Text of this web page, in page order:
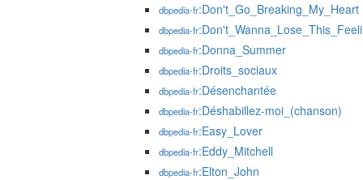
dbpedia-fr:Don't_Go_Breaking_My_Heart
dbpedia-fr
dbpedia-fr:Donna_Summer
dbpedia-fr:Droits_sociaux
dbpedia-fr:Désenchantée
dbpedia-fr:Déshabillez-moi_(chanson)
dbpedia-fr:Easy_Lover
dbpedia-fr:Eddy_Mitchell
dbpedia-fr:Elton_John